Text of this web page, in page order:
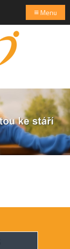
≡Menu